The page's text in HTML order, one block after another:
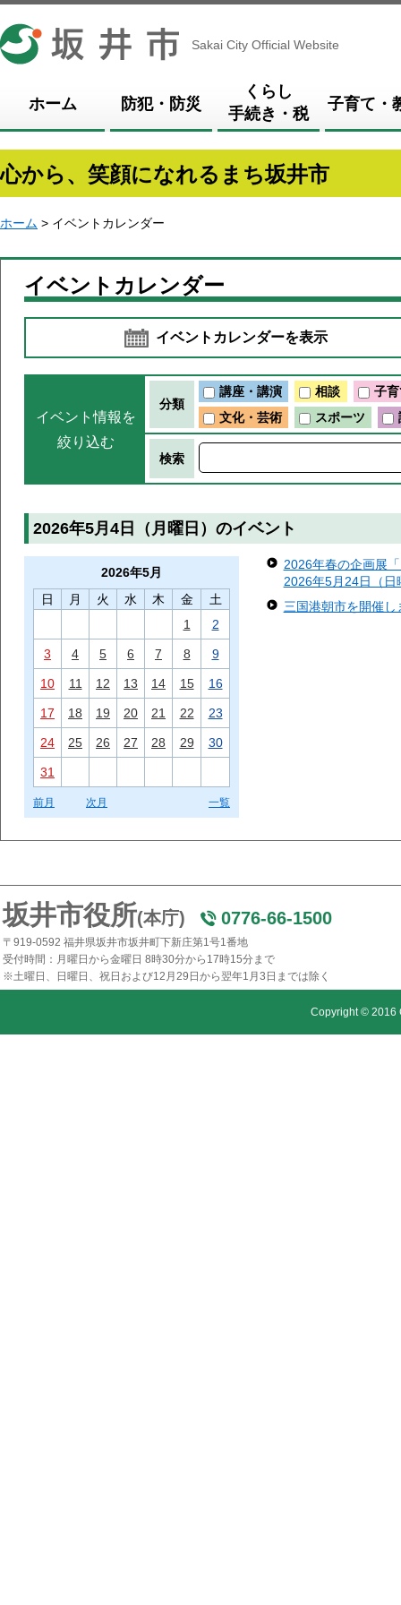
坂井市
Sakai City Official Website
ホーム 防犯・防災
くらし
手続き・税
子育て・
心から、笑顔になれるまち坂井市
ホーム > イベントカレンダー
イベントカレンダー
イベントカレンダーを表示
イベント情報を
絞り込む
分類
講座・講演 相談
子
文化・芸術
スポーツ
検索
2026年5月4日（月曜日）のイベント
2026年5月
日
月 火 水 木 金
土
1
2
3 4 5 6 7 8 9
10 11 12 13 14 15 16
17 18 19 20 21 22 23
24 25 26 27 28 29 30
31
前月 一覧
次月
2026年春の企画展
2026年5月24日（日
三国港朝市を開催
坂井市役所(本庁) 0776-66-1500
〒919-0592 福井県坂井市坂井町下新庄第1号1番地
受付時間：月曜日から金曜日 8時30分から17時15分まで
※土曜日、日曜日、祝日および12月29日から翌年1月3日までは除く
Copyright © 2016